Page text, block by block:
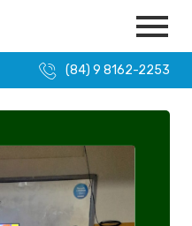
(84) 9 8162-2253